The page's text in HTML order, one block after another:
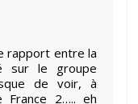
rapport entre la
sur le groupe
de voir, à
France 2….. eh